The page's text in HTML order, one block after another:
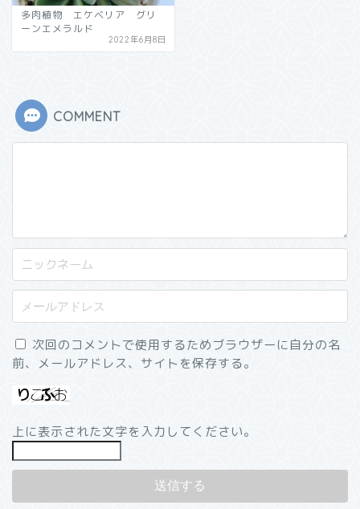
多肉植物 エケベリア グリ
ーンエメラルド
2022年6月8日
COMMENT
次回のコメントで使用するためブラウザーに自分の名
前、メールアドレス、サイトを保存する。
上に表示された文字を入力してください。